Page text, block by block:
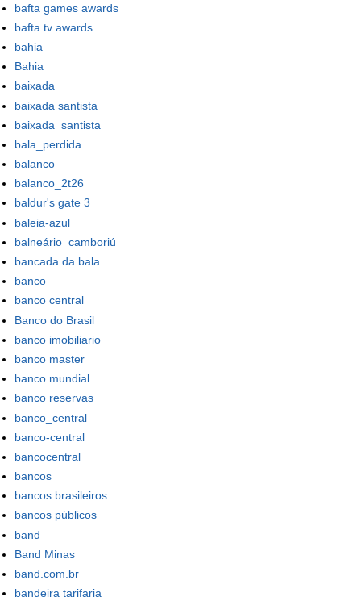
bafta games awards
bafta tv awards
bahia
Bahia
baixada
baixada santista
baixada_santista
bala_perdida
balanco
balanco_2t26
baldur's gate 3
baleia-azul
balneário_camboriú
bancada da bala
banco
banco central
Banco do Brasil
banco imobiliario
banco master
banco mundial
banco reservas
banco_central
banco-central
bancocentral
bancos
bancos brasileiros
bancos públicos
band
Band Minas
band.com.br
bandeira tarifaria